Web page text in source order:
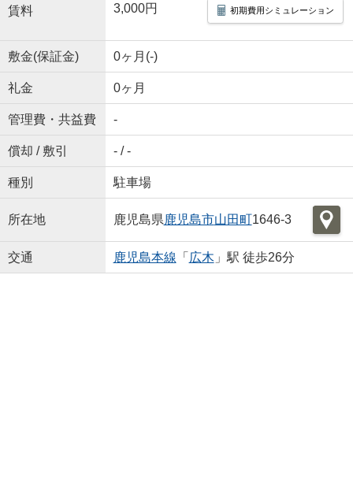
賃料 3,000円 初期費用シミュレーション
敷金(保証金) 0ヶ月(-)
礼金 0ヶ月
管理費・共益費 -
償却 / 敷引 - / -
種別 駐車場
所在地 鹿児島県鹿児島市山田町1646-3
交通 鹿児島本線 「 広木 」駅 徒歩26分